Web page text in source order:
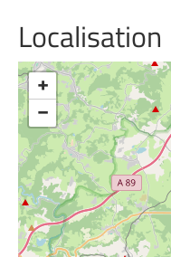
Localisation
+
−